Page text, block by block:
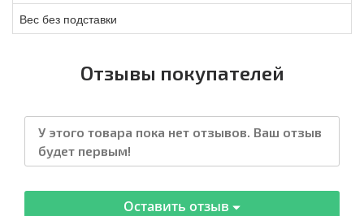
Вес без подставки
Отзывы покупателей
У этого товара пока нет отзывов. Ваш отзыв
будет первым!
Оставить отзыв